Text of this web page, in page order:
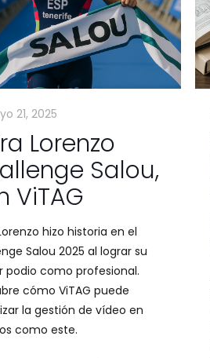
21, 2025
Lorenzo
Salou,
ViTAG
hizo historia en el
Salou 2025 al lograr su
podio como profesional.
cómo ViTAG puede
la gestión de vídeo en
como este.